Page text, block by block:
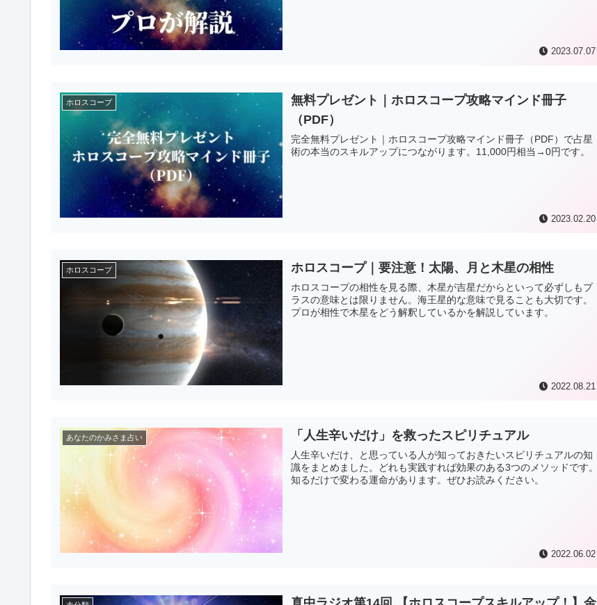
2023.07.07
ホロスコープ
無料プレゼント｜ホロスコープ攻略マインド冊子
（PDF）
完全無料プレゼント｜ホロスコープ攻略マインド冊子（PDF）で占星
術の本当のスキルアップにつながります。11,000円相当→0円です。
2023.02.20
ホロスコープ ホロスコープ｜要注意！太陽、月と木星の相性
ホロスコープの相性を見る際、木星が吉星だからといって必ずしもプ
ラスの意味とは限りません。海王星的な意味で見ることも大切です。
プロが相性で木星をどう解釈しているかを解説しています。
2022.08.21
あなたのかみさま占い 「人生辛いだけ」を救ったスピリチュアル
人生辛いだけ、と思っている人が知っておきたいスピリチュアルの知
識をまとめました。どれも実践すれば効果のある3つのメソッドです。
知るだけで変わる運命があります。ぜひお読みください。
2022.06.02